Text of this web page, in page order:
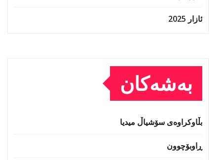
ئازار 2025
بەشەکان
بڵاوکراوەی سۆشیاڵ میدیا
ڕاوبۆچوون